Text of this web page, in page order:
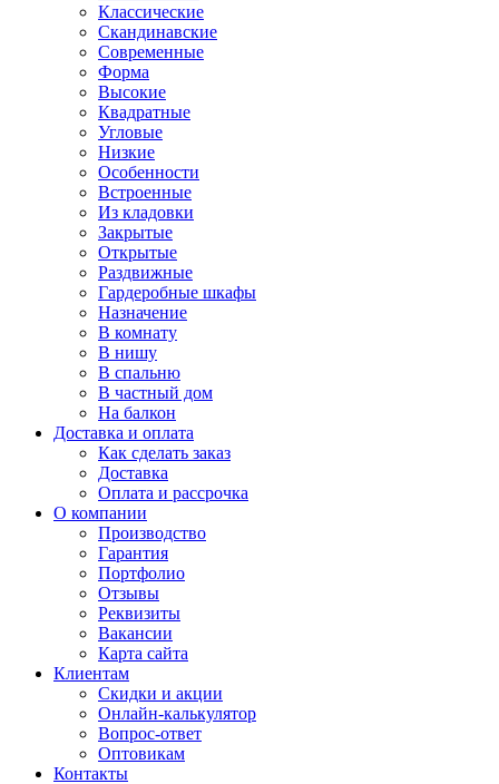
Классические
Скандинавские
Современные
Форма
Высокие
Квадратные
Угловые
Низкие
Особенности
Встроенные
Из кладовки
Закрытые
Открытые
Раздвижные
Гардеробные шкафы
Назначение
В комнату
В нишу
В спальню
В частный дом
На балкон
Доставка и оплата
Как сделать заказ
Доставка
Оплата и рассрочка
О компании
Производство
Гарантия
Портфолио
Отзывы
Реквизиты
Вакансии
Карта сайта
Клиентам
Скидки и акции
Онлайн-калькулятор
Вопрос-ответ
Оптовикам
Контакты